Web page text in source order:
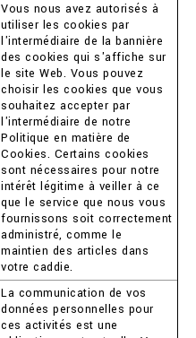
Vous nous avez autorisés à
utiliser les cookies par
l'intermédiaire de la bannière
des cookies qui s'affiche sur
le site Web. Vous pouvez
choisir les cookies que vous
souhaitez accepter par
l'intermédiaire de notre
Politique en matière de
Cookies. Certains cookies
sont nécessaires pour notre
intérêt légitime à veiller à ce
que le service que nous vous
fournissons soit correctement
administré, comme le
maintien des articles dans
votre caddie.
La communication de vos
données personnelles pour
ces activités est une